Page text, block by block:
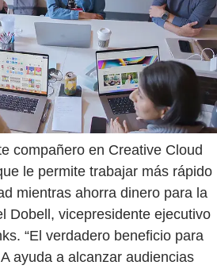
compañero en Creative Cloud
le permite trabajar más rápido
mientras ahorra dinero para la
Dobell, vicepresidente ejecutivo
“El verdadero beneficio para
ayuda a alcanzar audiencias